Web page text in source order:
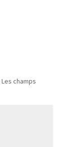
Les champs